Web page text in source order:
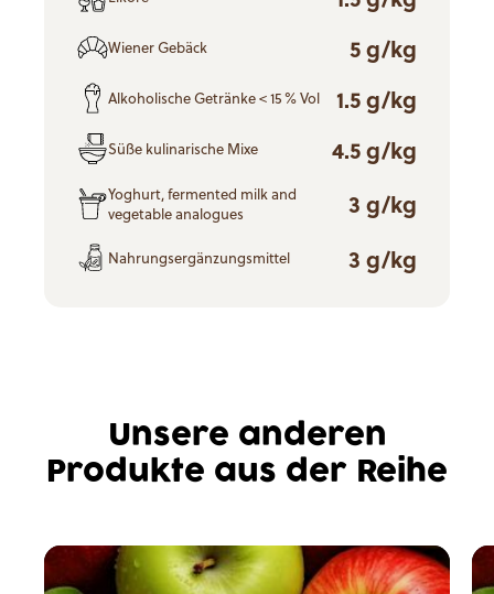
Wiener Gebäck 5 g/kg
Alkoholische Getränke < 15 % Vol 1.5 g/kg
Süße kulinarische Mixe 4.5 g/kg
Yoghurt, fermented milk and
vegetable analogues
3 g/kg
Nahrungsergänzungsmittel 3 g/kg
Unsere anderen
Produkte aus der Reihe